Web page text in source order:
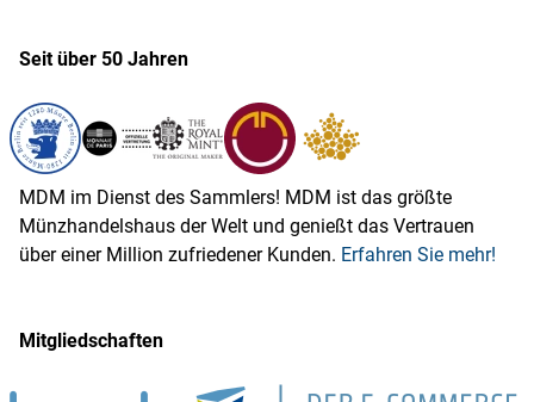
Seit über 50 Jahren
MDM im Dienst des Sammlers! MDM ist das größte
Münzhandelshaus der Welt und genießt das Vertrauen
über einer Million zufriedener Kunden. Erfahren Sie mehr!
Mitgliedschaften